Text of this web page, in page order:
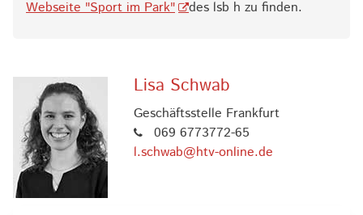
Webseite "Sport im Park"
des lsb h zu finden.
Lisa Schwab
Geschäftsstelle Frankfurt
069 6773772-65
l.schwab@htv-online.de